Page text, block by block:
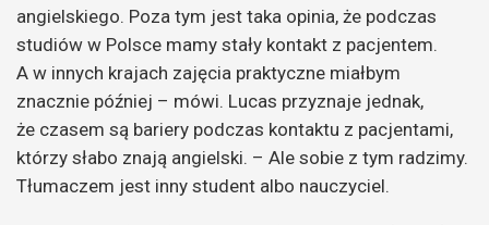
angielskiego. Poza tym jest taka opinia, że podczas
studiów w Polsce mamy stały kontakt z pacjentem.
A w innych krajach zajęcia praktyczne miałbym
znacznie później – mówi. Lucas przyznaje jednak,
że czasem są bariery podczas kontaktu z pacjentami,
którzy słabo znają angielski. – Ale sobie z tym radzimy.
Tłumaczem jest inny student albo nauczyciel.